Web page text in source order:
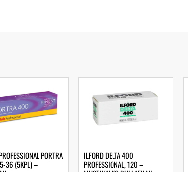
PORTRA
36 (5KPL) –
ILFORD DELTA 400
PROFESSIONAL, 120 –